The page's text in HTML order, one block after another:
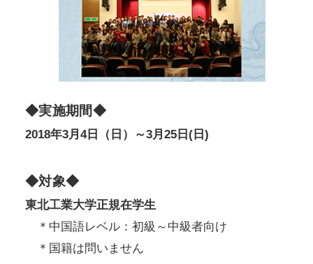
◆実施期間◆
2018年3月4日（日）～3月25日(日)
◆対象◆
東北工業大学正規在学生
＊中国語レベル：初級～中級者向け
＊国籍は問いません